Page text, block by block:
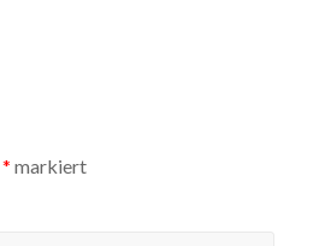
* markiert